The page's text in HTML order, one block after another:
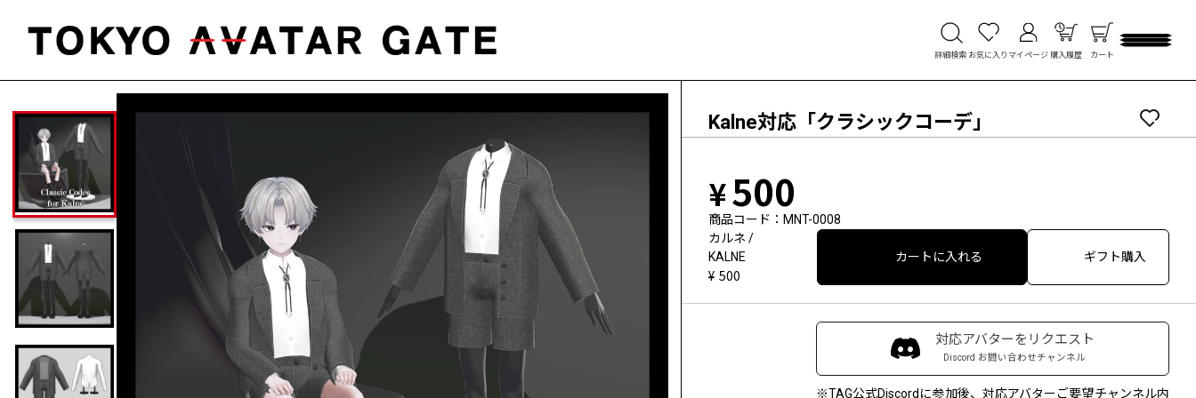
詳細検索 お気に入り マイページ 購入履歴 カート
Kalne対応「クラシックコーデ」
500
商品コード
MNT-0008
カルネ /
KALNE
500
カートに入れる ギフト購入
対応アバターをリクエスト
Discord お問い合わせチャンネル
※TAG公式Discordに参加後、対応アバターご要望チャンネル内